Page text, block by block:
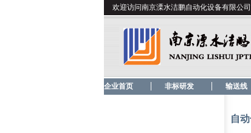
欢迎访问南京溧水洁鹏自动化设备有限公司
企业首页 非标研发 输送线
自动